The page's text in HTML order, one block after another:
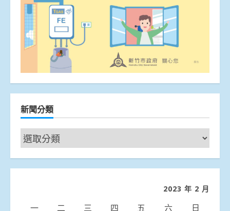
新聞分類
新
聞
分
2023 年 2 月
一 二 三 四 五 六 日